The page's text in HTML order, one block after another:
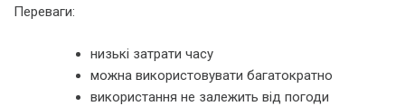
Переваги:
низькі затрати часу
можна використовувати багатократно
використання не залежить від погоди